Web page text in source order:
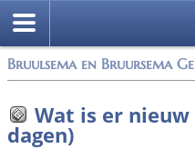
Bruulsema en Bruursema
Wat is er
dagen)